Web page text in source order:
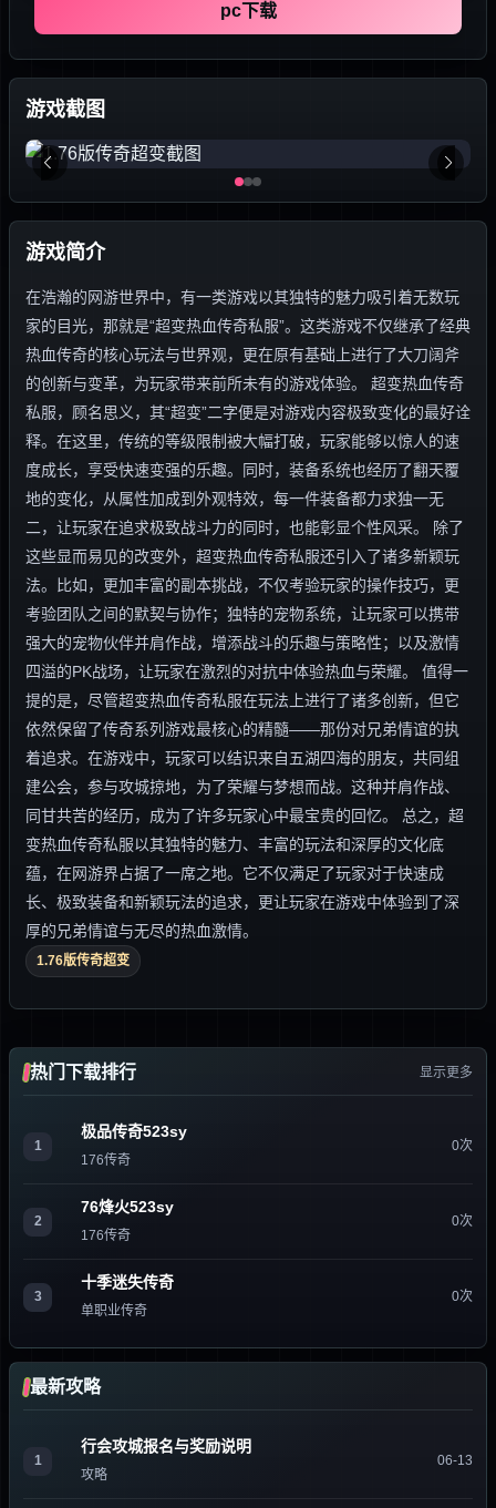
pc下载
游戏截图
游戏简介
在浩瀚的网游世界中，有一类游戏以其独特的魅力吸引着无数玩
家的目光，那就是“超变热血传奇私服”。这类游戏不仅继承了经典
热血传奇的核心玩法与世界观，更在原有基础上进行了大刀阔斧
的创新与变革，为玩家带来前所未有的游戏体验。 超变热血传奇
私服，顾名思义，其“超变”二字便是对游戏内容极致变化的最好诠
释。在这里，传统的等级限制被大幅打破，玩家能够以惊人的速
度成长，享受快速变强的乐趣。同时，装备系统也经历了翻天覆
地的变化，从属性加成到外观特效，每一件装备都力求独一无
二，让玩家在追求极致战斗力的同时，也能彰显个性风采。 除了
这些显而易见的改变外，超变热血传奇私服还引入了诸多新颖玩
法。比如，更加丰富的副本挑战，不仅考验玩家的操作技巧，更
考验团队之间的默契与协作；独特的宠物系统，让玩家可以携带
强大的宠物伙伴并肩作战，增添战斗的乐趣与策略性；以及激情
四溢的PK战场，让玩家在激烈的对抗中体验热血与荣耀。 值得一
提的是，尽管超变热血传奇私服在玩法上进行了诸多创新，但它
依然保留了传奇系列游戏最核心的精髓——那份对兄弟情谊的执
着追求。在游戏中，玩家可以结识来自五湖四海的朋友，共同组
建公会，参与攻城掠地，为了荣耀与梦想而战。这种并肩作战、
同甘共苦的经历，成为了许多玩家心中最宝贵的回忆。 总之，超
变热血传奇私服以其独特的魅力、丰富的玩法和深厚的文化底
蕴，在网游界占据了一席之地。它不仅满足了玩家对于快速成
长、极致装备和新颖玩法的追求，更让玩家在游戏中体验到了深
厚的兄弟情谊与无尽的热血激情。
1.76版传奇超变
热门下载排行 显示更多
1
极品传奇523sy
176传奇
0次
2
76烽火523sy
176传奇
0次
3
十季迷失传奇
单职业传奇
0次
最新攻略
1
行会攻城报名与奖励说明
攻略
06-13